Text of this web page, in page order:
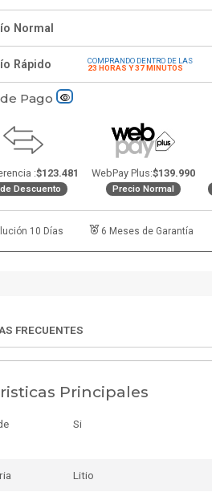
Normal
Rápido
COMPRANDO DENTRO DE LAS
23 HORAS Y 37 MINUTOS
Pago
:$123.481
de Descuento
WebPay Plus:$139.990
Precio Normal
10 Días 6 Meses de Garantía
FRECUENTES
Principales
Si
Litio